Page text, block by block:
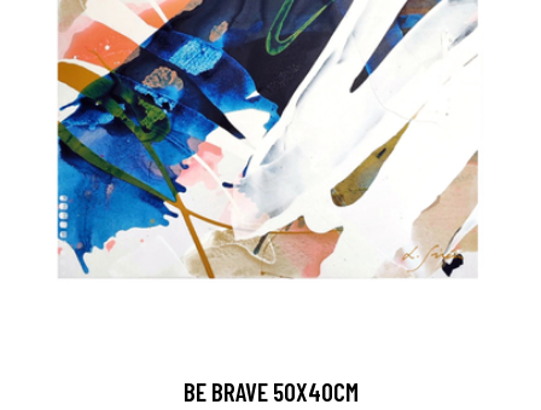
BE BRAVE 50X40CM